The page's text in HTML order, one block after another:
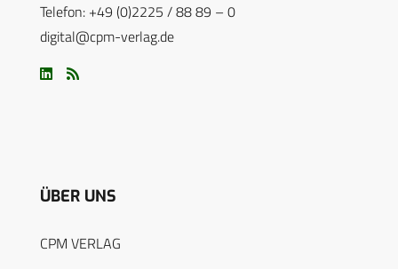
Telefon: +49 (0)2225 / 88 89 – 0
digital@cpm-verlag.de
ÜBER UNS
CPM VERLAG